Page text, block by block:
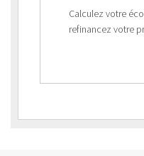
Calculez votre
refinancez votre